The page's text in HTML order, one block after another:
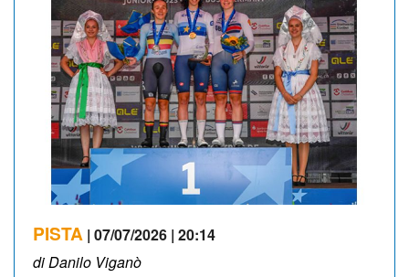
NEWSLETTER
PISTA | 07/07/2026 | 20:14
di Danilo Viganò